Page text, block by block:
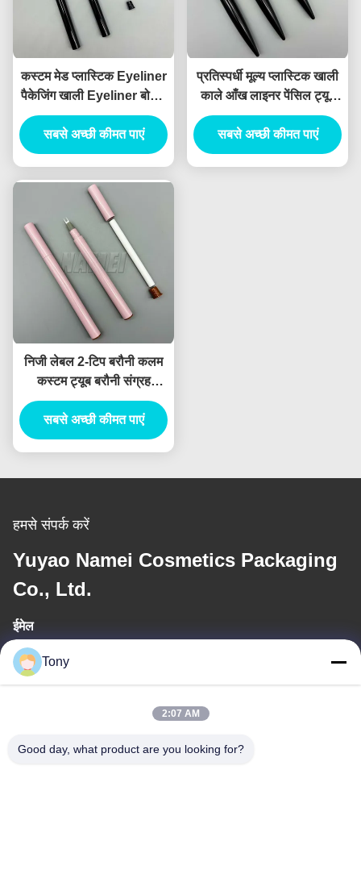
कस्टम मेड प्लास्टिक Eyeliner
पैकेजिंग खाली Eyeliner बोतल
निजी लोगो खाली Eyeliner
पेंसिल
सबसे अच्छी कीमत पाएं
प्रतिस्पर्धी मूल्य प्लास्टिक खाली
काले आँख लाइनर पेंसिल ट्यूब
खाली Eyeliner पेन
सबसे अच्छी कीमत पाएं
निजी लेबल 2-टिप बरौनी कलम
कस्टम ट्यूब बरौनी संग्रह
मूर्तिकला पोमेड बरौनी पेंसिल
कंटेनर
सबसे अच्छी कीमत पाएं
हमसे संपर्क करें
Yuyao Namei Cosmetics Packaging
Co., Ltd.
ईमेल
tony@chinacosmeticpackaging.com
हमारा पता
Tony
2:07 AM
Good day, what product are you looking for?